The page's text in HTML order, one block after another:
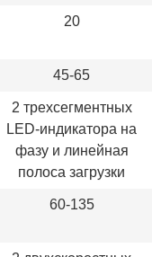
20
45-65
2 трехсегментных
LED-индикатора на
фазу и линейная
полоса загрузки
60-135